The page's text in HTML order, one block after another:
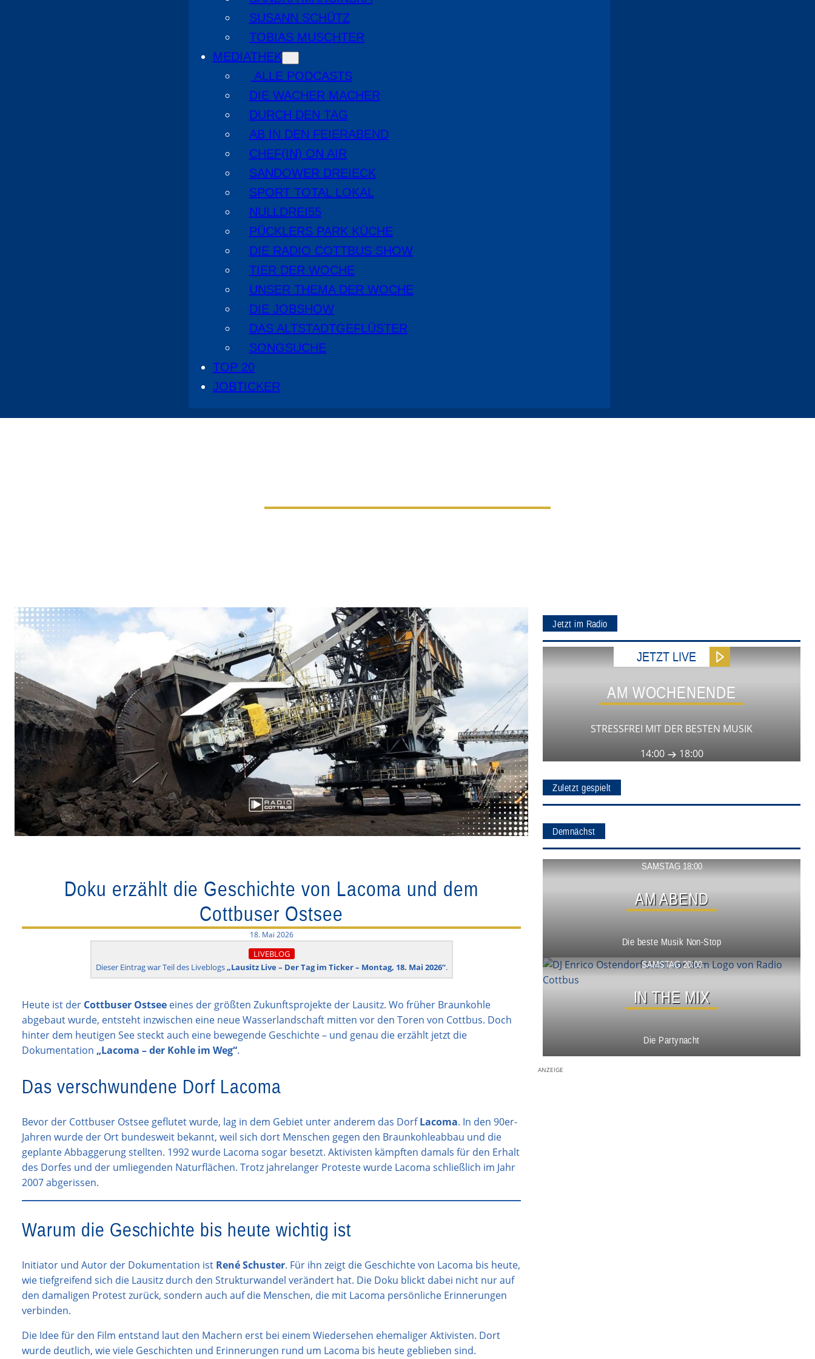
SUSANN SCHÜTZ
TOBIAS MUSCHTER
MEDIATHEK
ALLE PODCASTS
DIE WACHER MACHER
DURCH DEN TAG
AB IN DEN FEIERABEND
CHEF(IN) ON AIR
SANDOWER DREIECK
SPORT TOTAL LOKAL
NULLDREI55
PÜCKLERS PARK KÜCHE
DIE RADIO COTTBUS SHOW
TIER DER WOCHE
UNSER THEMA DER WOCHE
DIE JOBSHOW
DAS ALTSTADTGEFLÜSTER
SONGSUCHE
TOP 20
JOBTICKER
Doku erzählt die Geschichte von Lacoma und dem
Cottbuser Ostsee
18. Mai 2026
LIVEBLOG
Dieser Eintrag war Teil des Liveblogs„Lausitz Live – Der Tag im Ticker – Montag, 18. Mai 2026“.
Heute ist der Cottbuser Ostsee eines der größten Zukunftsprojekte der Lausitz. Wo früher Braunkohle
abgebaut wurde, entsteht inzwischen eine neue Wasserlandschaft mitten vor den Toren von Cottbus. Doch
hinter dem heutigen See steckt auch eine bewegende Geschichte – und genau die erzählt jetzt die
Dokumentation „Lacoma – der Kohle im Weg“.
Das verschwundene Dorf Lacoma
Bevor der Cottbuser Ostsee geflutet wurde, lag in dem Gebiet unter anderem das DorfLacoma. In den 90er-
Jahren wurde der Ort bundesweit bekannt, weil sich dort Menschen gegen den Braunkohleabbau und die
geplante Abbaggerung stellten. 1992 wurde Lacoma sogar besetzt. Aktivisten kämpften damals für den Erhalt
des Dorfes und der umliegenden Naturflächen. Trotz jahrelanger Proteste wurde Lacoma schließlich im Jahr
2007 abgerissen.
Warum die Geschichte bis heute wichtig ist
Initiator und Autor der Dokumentation ist René Schuster. Für ihn zeigt die Geschichte von Lacoma bis heute,
wie tiefgreifend sich die Lausitz durch den Strukturwandel verändert hat. Die Doku blickt dabei nicht nur auf
den damaligen Protest zurück, sondern auch auf die Menschen, die mit Lacoma persönliche Erinnerungen
verbinden.
Die Idee für den Film entstand laut den Machern erst bei einem Wiedersehen ehemaliger Aktivisten. Dort
wurde deutlich, wie viele Geschichten und Erinnerungen rund um Lacoma bis heute geblieben sind.
Jetzt im Radio
JETZT LIVE
AM WOCHENENDE
STRESSFREI MIT DER BESTEN MUSIK
14:00
18:00
Zuletzt gespielt
Demnächst
SAMSTAG 18:00
AM ABEND
Die beste Musik Non-Stop
Show ansehen
SAMSTAG 20:00
IN THE MIX
Die Partynacht
Show ansehen